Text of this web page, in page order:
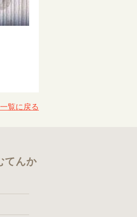
覧に戻る
てんか